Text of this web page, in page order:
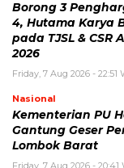
Borong 3
4, Hutama Karya
pada TJSL & CSR
2026
Friday, 7 Aug 2026 - 22:51
Nasional
Kementerian PU
Gantung Geser
Lombok Barat
Friday, 7 Aug 2026 - 20:41